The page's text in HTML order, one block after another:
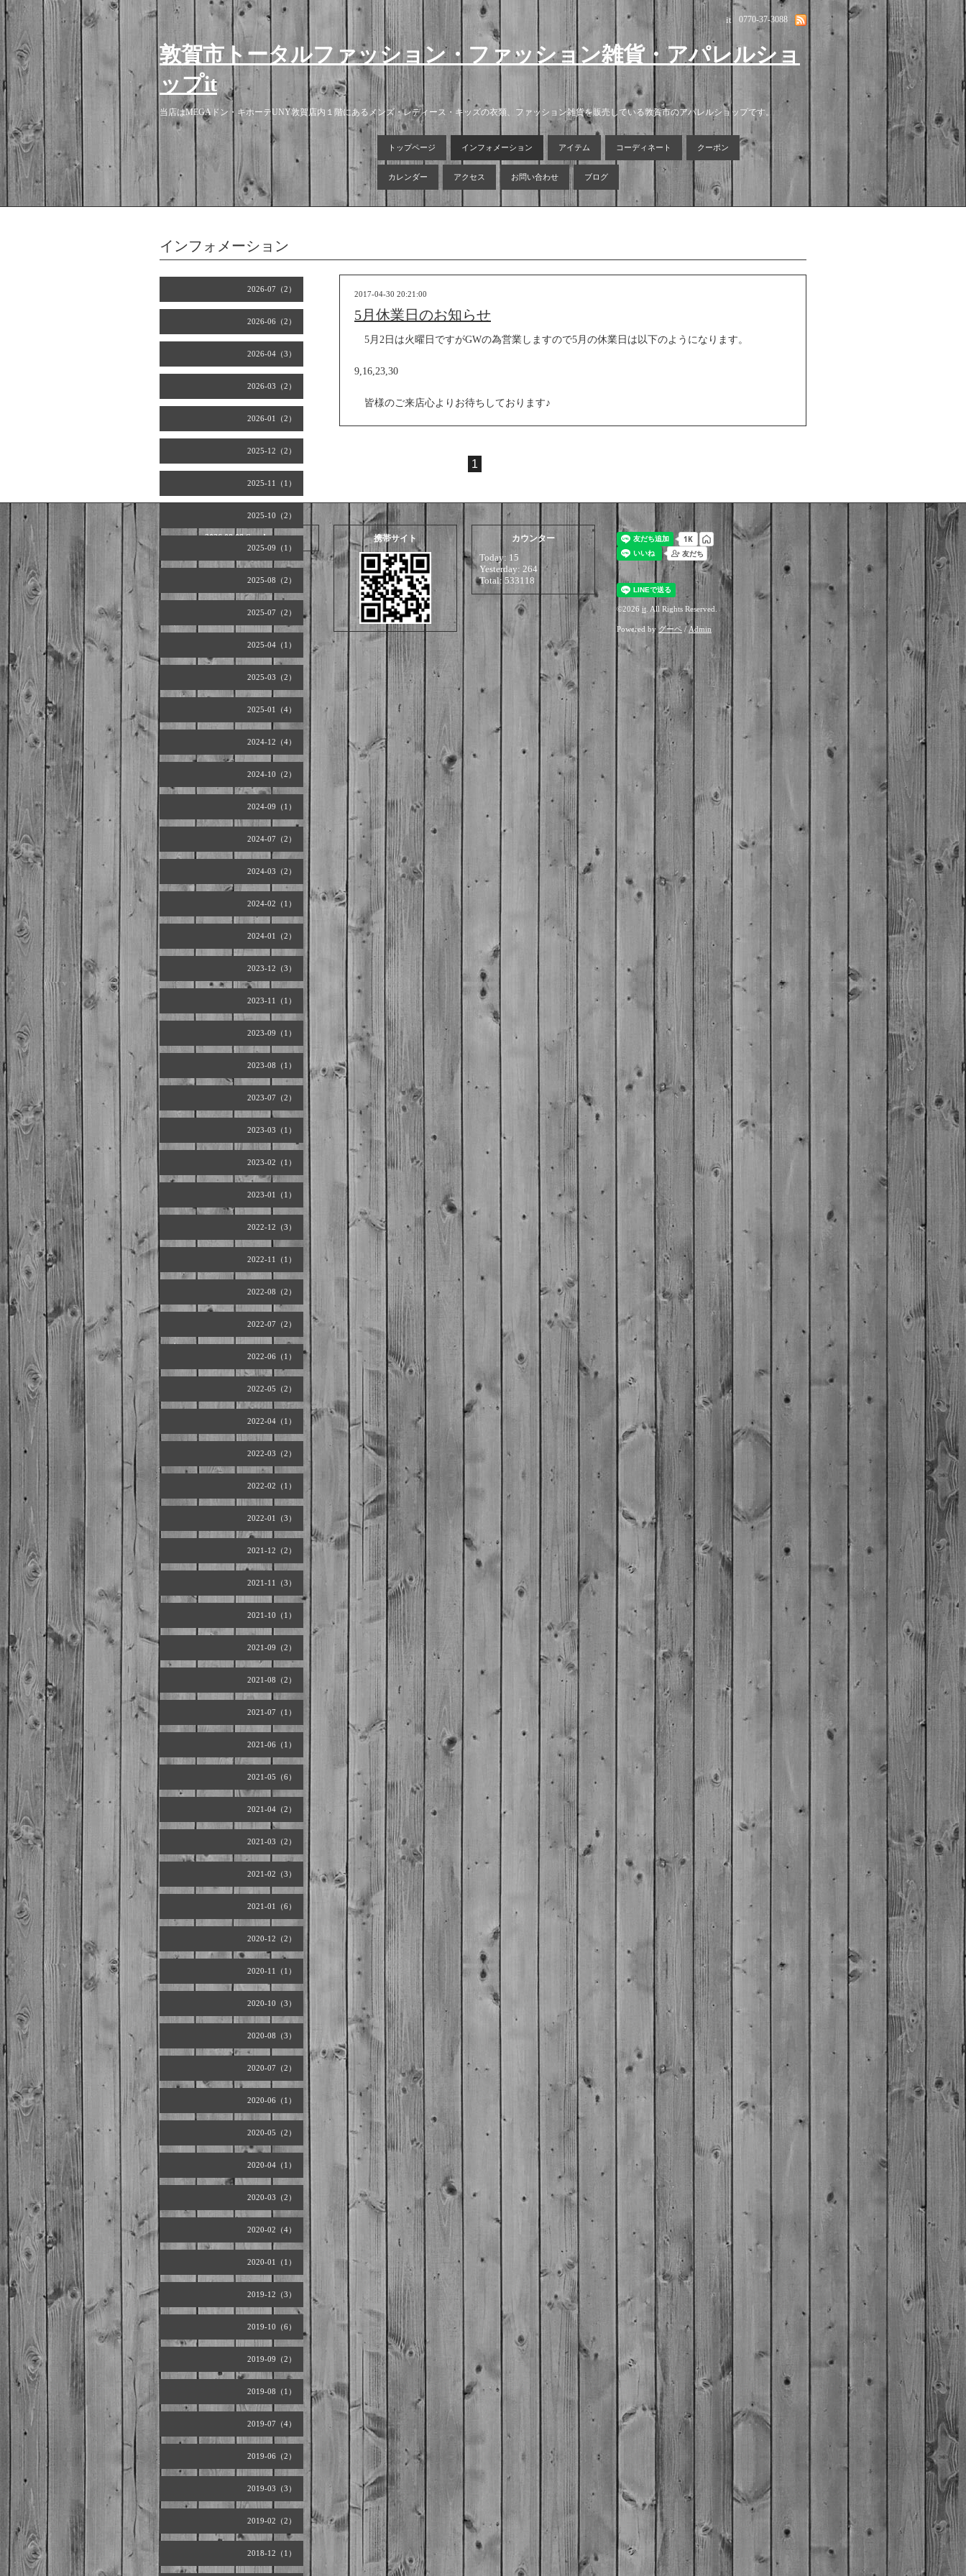
0770-37-3088
it
敦賀市トータルファッション・ファッション雑貨・アパレルショ
ップit
当店はMEGAドン・キホーテUNY敦賀店内１階にあるメンズ・レディース・キッズの衣類、ファッション雑貨を販売している敦賀市のアパレルショップです。
トップページ インフォメーション アイテム コーディネート クーポン
カレンダー アクセス お問い合わせ ブログ
2026-07（2）
2026-06（2）
2026-04（3）
2026-03（2）
2026-01（2）
2025-12（2）
2025-11（1）
2025-10（2）
2025-09（1）
2025-08（2）
2025-07（2）
2025-04（1）
2025-03（2）
2025-01（4）
2024-12（4）
2024-10（2）
2024-09（1）
2024-07（2）
2024-03（2）
2024-02（1）
2024-01（2）
2023-12（3）
2023-11（1）
2023-09（1）
2023-08（1）
2023-07（2）
2023-03（1）
2023-02（1）
2023-01（1）
2022-12（3）
2022-11（1）
2022-08（2）
2022-07（2）
2022-06（1）
2022-05（2）
2022-04（1）
2022-03（2）
2022-02（1）
2022-01（3）
2021-12（2）
2021-11（3）
2021-10（1）
2021-09（2）
2021-08（2）
2021-07（1）
2021-06（1）
2021-05（6）
2021-04（2）
2021-03（2）
2021-02（3）
2021-01（6）
2020-12（2）
2020-11（1）
2020-10（3）
2020-08（3）
2020-07（2）
2020-06（1）
2020-05（2）
2020-04（1）
2020-03（2）
2020-02（4）
2020-01（1）
2019-12（3）
2019-10（6）
2019-09（2）
2019-08（1）
2019-07（4）
2019-06（2）
2019-03（3）
2019-02（2）
2018-12（1）
インフォメーション
2017-04-30 20:21:00
5月休業日のお知らせ
5月2日は火曜日ですがGWの為営業しますので5月の休業日は以下のようになります。
9,16,23,30
皆様のご来店心よりお待ちしております♪
1
2026.08.09 Sunday 携帯サイト カウンター
Today: 15
Yesterday: 264
Total: 533118
©2026 it . All Rights Reserved.
Powered byグーペ /Admin